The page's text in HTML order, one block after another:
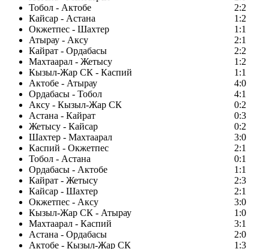
Тобол - Актобе
2:2
Кайсар - Астана
1:2
Окжетпес - Шахтер
1:1
Атырау - Аксу
2:1
Кайрат - Ордабасы
2:2
Махтаарал - Жетысу
1:2
Кызыл-Жар СК - Каспий
1:1
Актобе - Атырау
4:0
Ордабасы - Тобол
4:1
Аксу - Кызыл-Жар СК
0:2
Астана - Кайрат
0:3
Жетысу - Кайсар
0:2
Шахтер - Махтаарал
3:0
Каспий - Окжетпес
2:1
Тобол - Астана
0:1
Ордабасы - Актобе
1:1
Кайрат - Жетысу
2:3
Кайсар - Шахтер
2:1
Окжетпес - Аксу
3:0
Кызыл-Жар СК - Атырау
1:0
Махтаарал - Каспий
3:1
Астана - Ордабасы
2:0
Актобе - Кызыл-Жар СК
1:3